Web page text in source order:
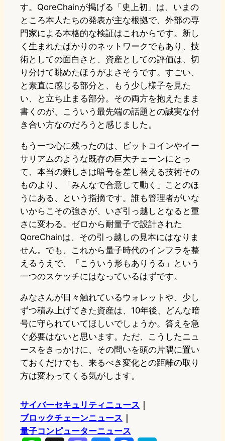
す。QoreChainが掲げる「史上初」は、いまの
ところ本人たちの発表が主な根拠で、外部の専
門家による本格的な検証はこれからです。新し
く生まれたばかりのネットワークでもあり、技
術としての面白さと、資産としての評価は、切
り分けて眺めたほうがよさそうです。すごい、
と素直に感じる部分と、もう少し様子を見た
い、と立ち止まる部分。その両方を抱えたまま
書くのが、こういう最先端の話題との誠実な付
き合い方なのだろうと感じました。
もう一つ心に残ったのは、ビットコインやイー
サリアムのような既存の巨大チェーンにとっ
て、本当の難しさは暗号を差し替える技術その
ものより、「みんなで合意して動く」ことのほ
うにある、という指摘です。誰も管理者がいな
いからこその強さが、いざ引っ越しとなると重
さに変わる。ゼロから耐量子で設計された
QoreChainは、その引っ越しの見本にはなりま
せん。でも、これから量子時代のインフラを整
えるうえで、「こういう形もありうる」という
一つのスケッチにはなっているはずです。
みなさんが日々触れているウォレットや、少し
ずつ積み上げてきた資産は、10年後、どんな暗
号に守られていてほしいでしょうか。答えを急
ぐ必要はないと思います。ただ、こうしたニュ
ースをきっかけに、その問いを頭の片隅に置い
ておくだけでも、来るべき変化との距離の取り
方は変わってくる気がします。
サイバーセキュリティニュース
ブロックチェーンニュース
量子コンピューターニュース